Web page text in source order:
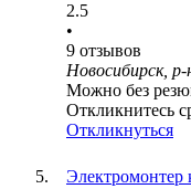
2.5
•
9 отзывов
Новосибирск,
Можно без
Откликнитесь
Откликнуться
Электромонтер